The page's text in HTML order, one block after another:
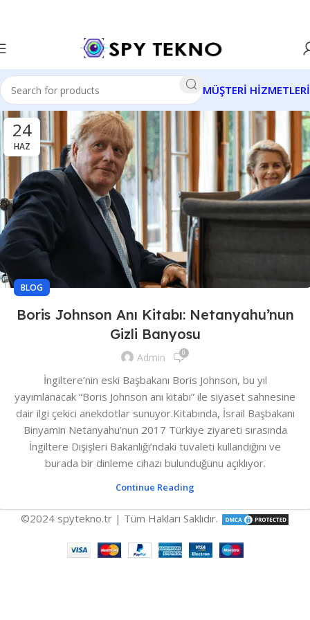
MÜŞTERİ HİZMETLERİ
24
HAZ
BLOG
Boris Johnson Anı Kitabı: Netanyahu’nun
Gizli Banyosu
Admin 0
İngiltere’nin eski Başbakanı Boris Johnson, bu yıl
yayımlanacak “Boris Johnson anı kitabı” ile siyaset sahnesine
dair ilgi çekici anekdotlar sunuyor.Kitabında, İsrail Başbakanı
Binyamin Netanyahu’nun 2017 Türkiye ziyareti sırasında
İngiltere Dışişleri Bakanlığı’ndaki tuvaleti kullandığını ve
burada bir dinleme cihazı bulunduğunu açıklıyor.
Continue Reading
©2024 spytekno.tr | Tüm Hakları Saklıdır.